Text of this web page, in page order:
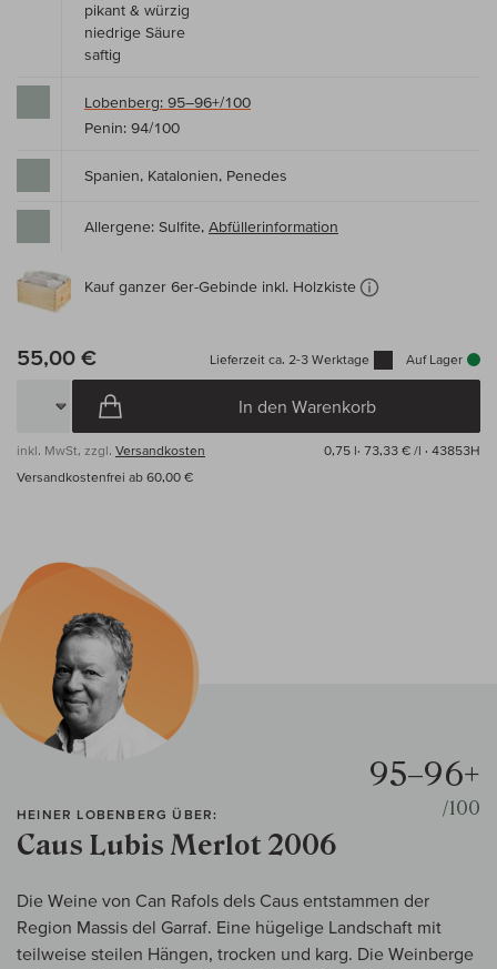
pikant & würzig
niedrige Säure
saftig
Lobenberg: 95–96+/100
Penin: 94/100
Spanien, Katalonien, Penedes
Allergene: Sulfite, Abfüllerinformation
Kauf ganzer 6er-Gebinde inkl. Holzkiste
55,00 € Lieferzeit ca. 2-3 Werktage Auf Lager
In den Warenkorb
inkl. MwSt, zzgl. Versandkosten 0,75 l· 73,33 € /l · 43853H
Versandkostenfrei ab 60,00 €
HEINER LOBENBERG ÜBER:
Caus Lubis Merlot 2006
95–96+
/100
Die Weine von Can Rafols dels Caus entstammen der
Region Massis del Garraf. Eine hügelige Landschaft mit
teilweise steilen Hängen, trocken und karg. Die Weinberge